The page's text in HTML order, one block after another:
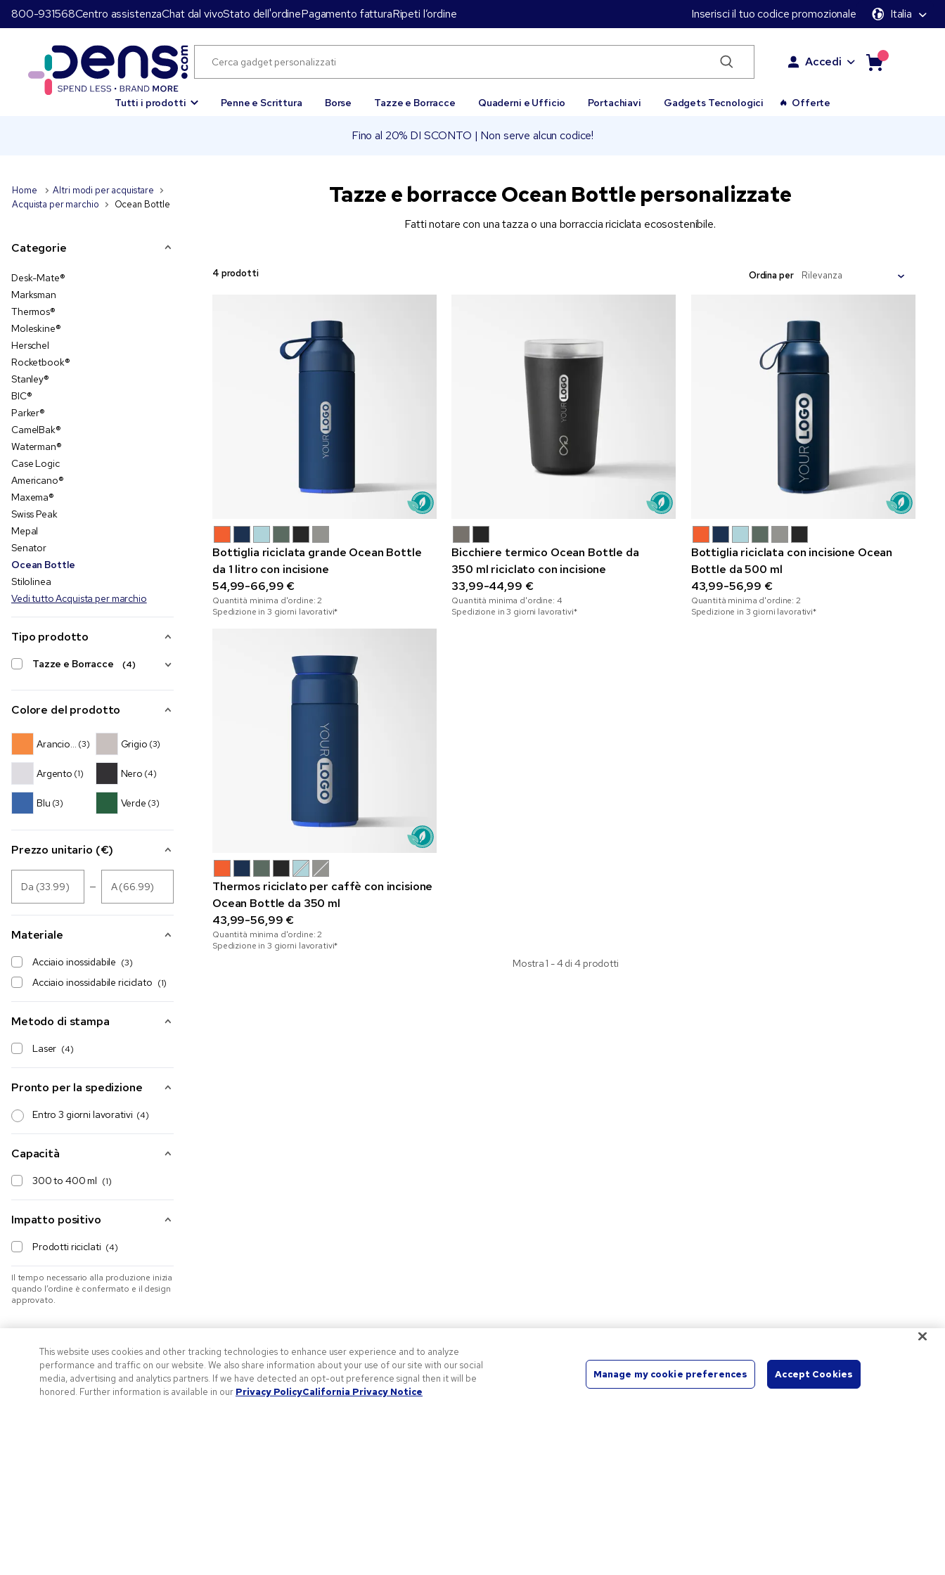
800-931568Centro assistenzaChat dal vivoStato dell'ordinePagamento fatturaRipeti l’ordine Inserisci il tuo codice promozionale Italia
Accedi
Tutti i prodotti Penne e Scrittura Borse Tazze e Borracce Quaderni e Ufficio Portachiavi Gadgets Tecnologici Offerte
Fino al 20% DI SCONTO | Non serve alcun codice!
Home
Altri modi per acquistare
Acquista per marchio
Ocean Bottle
Categorie
Desk-Mate®
Marksman
Thermos®
Moleskine®
Herschel
Rocketbook®
Stanley®
BIC®
Parker®
CamelBak®
Waterman®
Case Logic
Americano®
Maxema®
Swiss Peak
Mepal
Senator
Ocean Bottle
Stilolinea
Vedi tutto Acquista per marchio
Tipo prodotto
Tazze e Borracce (4)
Colore del prodotto
Arancione(3)
Argento (1)
Blu (3)
Grigio (3)
Nero (4)
Verde (3)
Prezzo unitario (€)
Da (33.99) A (66.99)
Materiale
Acciaio inossidabile (3)
Acciaio inossidabile riciclato (1)
Metodo di stampa
Laser (4)
Pronto per la spedizione
Entro 3 giorni lavorativi (4)
Capacità
300 to 400 ml (1)
Impatto positivo
Prodotti riciclati (4)
Il tempo necessario alla produzione inizia
quando l’ordine è confermato e il design
approvato.
Tazze e borracce Ocean Bottle personalizzate
Fatti notare con una tazza o una borraccia riciclata ecosostenibile.
4 prodotti Ordina per
Bottiglia riciclata grande Ocean Bottle
da 1 litro con incisione
54,99-66,99 €
Quantità minima d'ordine:2
Spedizione in 3 giorni lavorativi*
Bicchiere termico Ocean Bottle da
350 ml riciclato con incisione
33,99-44,99 €
Quantità minima d'ordine: 4
Spedizione in 3 giorni lavorativi*
Bottiglia riciclata con incisione Ocean
Bottle da 500 ml
43,99-56,99 €
Quantità minima d'ordine:2
Spedizione in 3 giorni lavorativi*
Thermos riciclato per caffè con incisione
Ocean Bottle da 350 ml
43,99-56,99 €
Quantità minima d'ordine:2
Spedizione in 3 giorni lavorativi*
Mostra 1 - 4 di 4 prodotti
Più risparmio
Tempi di produzione rapidi, flessibilità sui volumi degli ordini
e garanzia miglior prezzo: costruisci il tuo brand in modo
Più semplicità
Con i nostri prodotti comodamente personalizzabili è
ancora più facile trovare quello che cerchi.
Più fiducia
Dal 1966, il nostro team aiuta le aziende a promuovere la
This website uses cookies and other tracking technologies to enhance user experience and to analyze
performance and traffic on our website. We also share information about your use of our site with our social
media, advertising and analytics partners. If we have detected an opt-out preference signal then it will be
honored. Further information is available in our Privacy PolicyCalifornia Privacy Notice
Manage my cookie preferences Accept Cookies